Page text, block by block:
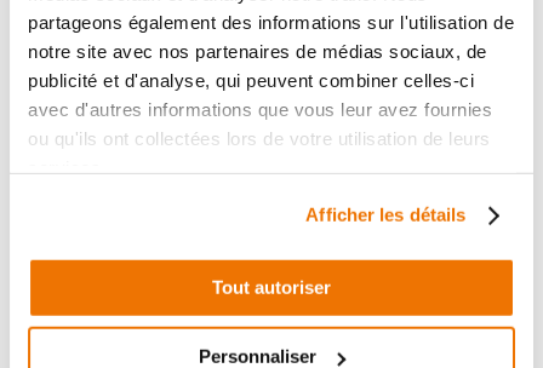
partageons également des informations sur l'utilisation de
notre site avec nos partenaires de médias sociaux, de
publicité et d'analyse, qui peuvent combiner celles-ci
avec d'autres informations que vous leur avez fournies
ou qu'ils ont collectées lors de votre utilisation de leurs
Afficher les détails
Tout autoriser
Personnaliser
Habillage de reservoir
occasion PEUGEOT
Trappe a essence
occasion PEUGEOT
DJANGO 2025